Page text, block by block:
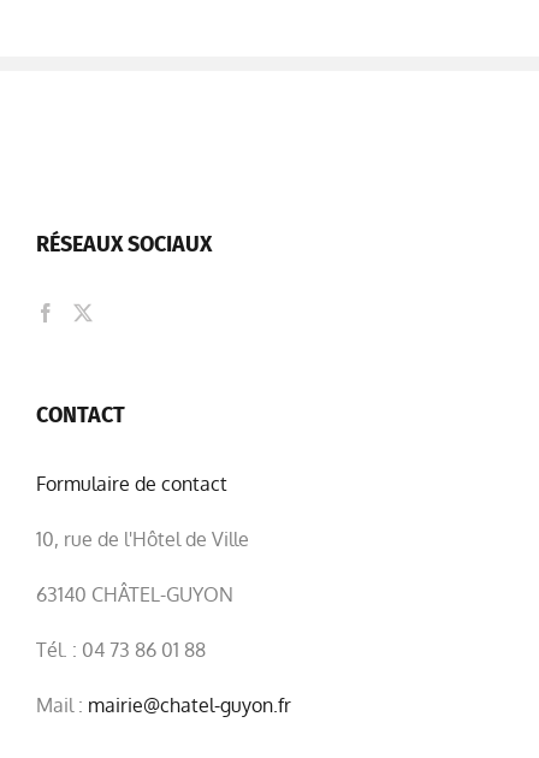
10, rue de l'Hôtel de Ville
63140 CHÂTEL-GUYON
Tél. : 04 73 86 01 88
Mail : mairie@chatel-guyon.fr